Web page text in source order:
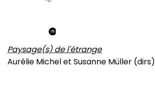
Paysage(s) de l'étrange
Aurélie Michel et Susanne Müller (dirs)